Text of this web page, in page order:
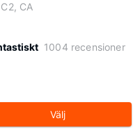
CA
1004 recensioner
Välj